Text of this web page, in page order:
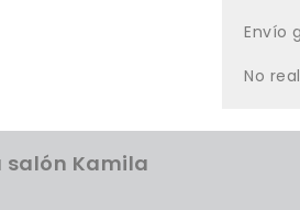
Envío
No
salón Kamila